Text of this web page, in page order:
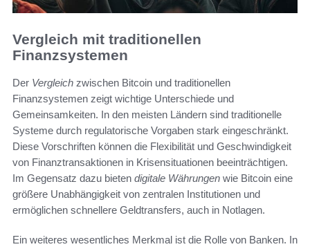
Vergleich mit traditionellen
Finanzsystemen
Der Vergleich zwischen Bitcoin und traditionellen
Finanzsystemen zeigt wichtige Unterschiede und
Gemeinsamkeiten. In den meisten Ländern sind traditionelle
Systeme durch regulatorische Vorgaben stark eingeschränkt.
Diese Vorschriften können die Flexibilität und Geschwindigkeit
von Finanztransaktionen in Krisensituationen beeinträchtigen.
Im Gegensatz dazu bieten digitale Währungen wie Bitcoin eine
größere Unabhängigkeit von zentralen Institutionen und
ermöglichen schnellere Geldtransfers, auch in Notlagen.
Ein weiteres wesentliches Merkmal ist die Rolle von Banken. In